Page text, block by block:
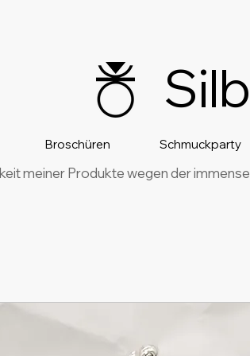
Broschüren Schmuckparty
meiner Produkte wegen der